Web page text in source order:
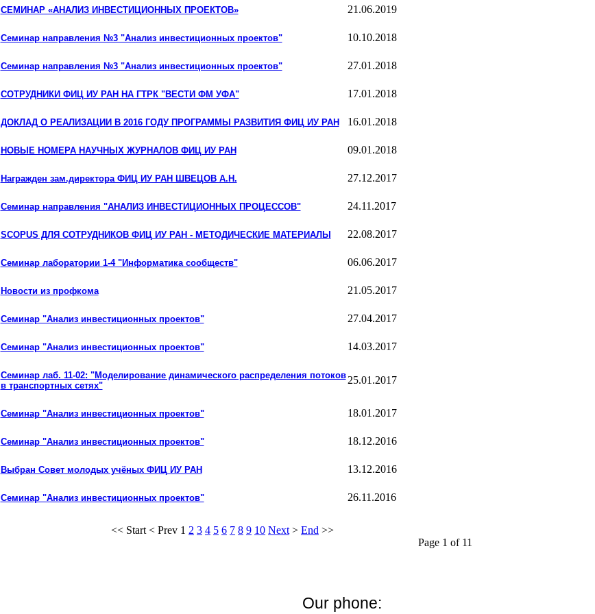
СЕМИНАР «АНАЛИЗ ИНВЕСТИЦИОННЫХ ПРОЕКТОВ» 21.06.2019
Семинар направления №3 "Анализ инвестиционных проектов" 10.10.2018
Семинар направления №3 "Анализ инвестиционных проектов" 27.01.2018
СОТРУДНИКИ ФИЦ ИУ РАН НА ГТРК "ВЕСТИ ФМ УФА" 17.01.2018
ДОКЛАД О РЕАЛИЗАЦИИ В 2016 ГОДУ ПРОГРАММЫ РАЗВИТИЯ ФИЦ ИУ РАН 16.01.2018
НОВЫЕ НОМЕРА НАУЧНЫХ ЖУРНАЛОВ ФИЦ ИУ РАН 09.01.2018
Награжден зам.директора ФИЦ ИУ РАН ШВЕЦОВ А.Н. 27.12.2017
Семинар направления "АНАЛИЗ ИНВЕСТИЦИОННЫХ ПРОЦЕССОВ" 24.11.2017
SCOPUS ДЛЯ СОТРУДНИКОВ ФИЦ ИУ РАН - МЕТОДИЧЕСКИЕ МАТЕРИАЛЫ 22.08.2017
Семинар лаборатории 1-4 "Информатика сообществ" 06.06.2017
Новости из профкома 21.05.2017
Семинар "Анализ инвестиционных проектов" 27.04.2017
Семинар "Анализ инвестиционных проектов" 14.03.2017
Семинар лаб. 11-02: "Моделирование динамического распределения потоков
в транспортных сетях"
25.01.2017
Семинар "Анализ инвестиционных проектов" 18.01.2017
Семинар "Анализ инвестиционных проектов" 18.12.2016
Выбран Совет молодых учёных ФИЦ ИУ РАН 13.12.2016
Семинар "Анализ инвестиционных проектов" 26.11.2016
<< Start < Prev 1 2 3 4 5 6 7 8 9 10 Next > End >>
Page 1 of 11
Our phone: